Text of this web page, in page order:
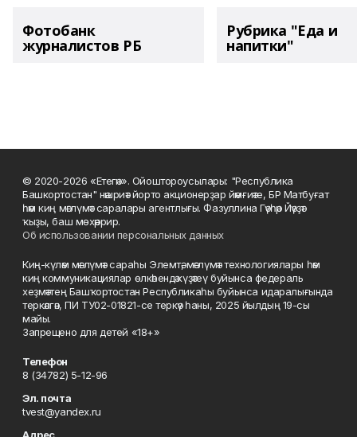
Фотобанк
журналистов РБ
Рубрика "Еда и
напитки"
© 2020-2026 «Етегән». Ойоштороусылары: "Республика
Башкортостан" нәшриәт йорто акционерҙар йәмғиәте, БР Матбуғат
һәм киң мәғлүмәт саралары агентлығы. Фазуллина Гәүһәр Йәүҙәт
ҡыҙы, баш мөхәррир.
Об использовании персональных данных
Киң-күләм мәғлүмәт сараһы Элемтә, мәғлүмәт технологиялары һәм
киң коммуникациялар өлкәһендә күҙәтеү буйынса федераль
хеҙмәттең Башҡортостан Республикаһы буйынса идаралығында
теркәлгән, ПИ ТУ02-01821-се теркәү һаны, 2025 йылдың 19-сы
майы.
Запрещено для детей «18+»
Телефон
8 (34782) 5-12-96
Эл. почта
tvest@yandex.ru